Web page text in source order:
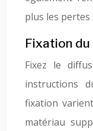
plus les
Fixation du
Fixez le
instructions
fixation
matériau